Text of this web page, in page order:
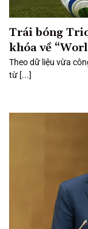
Trái bóng
khóa về
Theo dữ liệu vừa
từ [...]